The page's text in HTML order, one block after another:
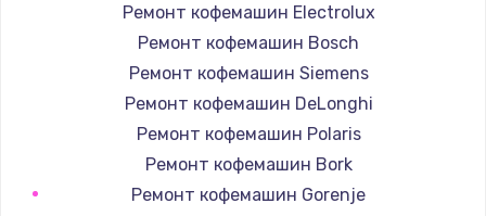
Ремонт кофемашин Electrolux
Ремонт кофемашин Bosch
Ремонт кофемашин Siemens
Ремонт кофемашин DeLonghi
Ремонт кофемашин Polaris
Ремонт кофемашин Bork
Ремонт кофемашин Gorenje